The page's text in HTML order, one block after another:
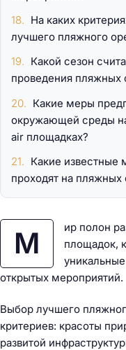
М
ир полон
площадок,
открытых мероприятий.
Выбор лучшего
критериев: красоты
развитой
На каких
лучшего пляжного
Какой сезон
проведения пляжных
Какие меры
окружающей среды
air площадках?
Какие известные
проходят на